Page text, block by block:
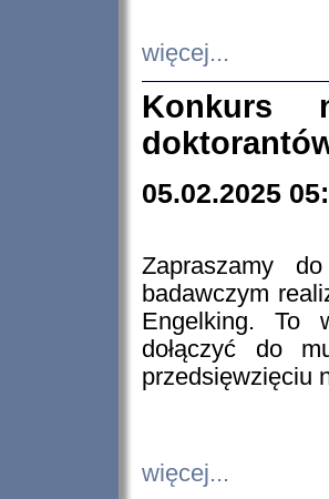
więcej...
Konkurs
05.02.2025
Zapraszamy
badawczym
Engelking. To
dołączyć do
przedsięwzięciu
więcej...